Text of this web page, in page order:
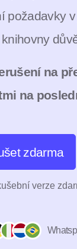
požadavky
na
na
zdarma
verze